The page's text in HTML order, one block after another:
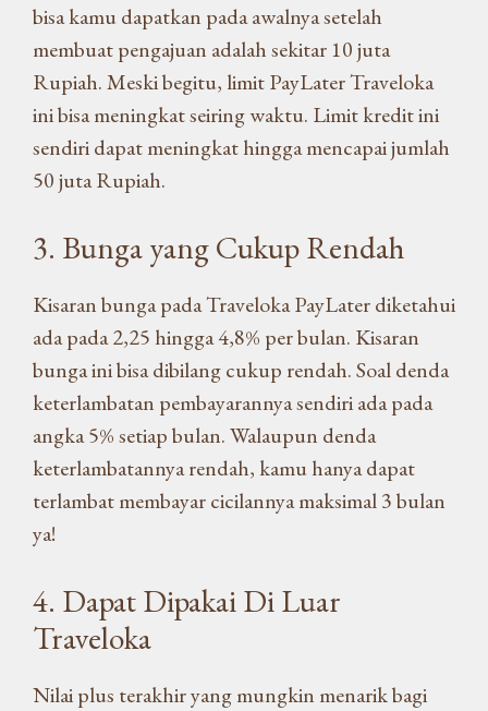
bisa kamu dapatkan pada awalnya setelah
membuat pengajuan adalah sekitar 10 juta
Rupiah. Meski begitu, limit PayLater Traveloka
ini bisa meningkat seiring waktu. Limit kredit ini
sendiri dapat meningkat hingga mencapai jumlah
50 juta Rupiah.
3. Bunga yang Cukup Rendah
Kisaran bunga pada Traveloka PayLater diketahui
ada pada 2,25 hingga 4,8% per bulan. Kisaran
bunga ini bisa dibilang cukup rendah. Soal denda
keterlambatan pembayarannya sendiri ada pada
angka 5% setiap bulan. Walaupun denda
keterlambatannya rendah, kamu hanya dapat
terlambat membayar cicilannya maksimal 3 bulan
ya!
4. Dapat Dipakai Di Luar
Traveloka
Nilai plus terakhir yang mungkin menarik bagi